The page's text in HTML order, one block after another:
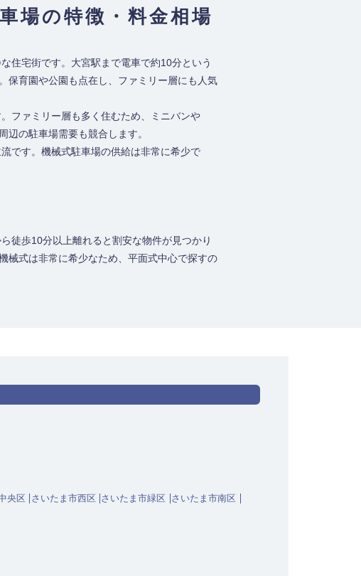
場の特徴・料金相場
住宅街です。大宮駅まで電車で約10分という
保育園や公園も点在し、ファミリー層にも人気
ファミリー層も多く住むため、ミニバンや
の駐車場需要も競合します。
です。機械式駐車場の供給は非常に希少で
徒歩10分以上離れると割安な物件が見つかり
械式は非常に希少なため、平面式中心で探すの
央区 さいたま市西区 さいたま市緑区
さいたま市南区